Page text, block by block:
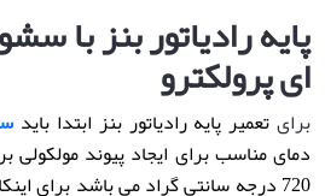
پایه رادیاتور بنز با
ای پرولکترو
برایتعمیر پایه رادیاتور بنز ابتدا باید
720 درجه سانتی گراد می باشد برای اینکار